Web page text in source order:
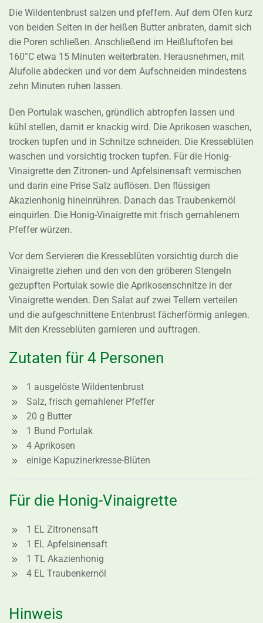
Die Wildentenbrust salzen und pfeffern. Auf dem Ofen kurz
von beiden Seiten in der heißen Butter anbraten, damit sich
die Poren schließen. Anschließend im Heißluftofen bei
160°C etwa 15 Minuten weiterbraten. Herausnehmen, mit
Alufolie abdecken und vor dem Aufschneiden mindestens
zehn Minuten ruhen lassen.
Den Portulak waschen, gründlich abtropfen lassen und
kühl stellen, damit er knackig wird. Die Aprikosen waschen,
trocken tupfen und in Schnitze schneiden. Die Kresseblüten
waschen und vorsichtig trocken tupfen. Für die Honig-
Vinaigrette den Zitronen- und Apfelsinensaft vermischen
und darin eine Prise Salz auflösen. Den flüssigen
Akazienhonig hineinrühren. Danach das Traubenkernöl
einquirlen. Die Honig-Vinaigrette mit frisch gemahlenem
Pfeffer würzen.
Vor dem Servieren die Kresseblüten vorsichtig durch die
Vinaigrette ziehen und den von den gröberen Stengeln
gezupften Portulak sowie die Aprikosenschnitze in der
Vinaigrette wenden. Den Salat auf zwei Tellern verteilen
und die aufgeschnittene Entenbrust fächerförmig anlegen.
Mit den Kresseblüten garnieren und auftragen.
Zutaten für 4 Personen
1 ausgelöste Wildentenbrust
Salz, frisch gemahlener Pfeffer
20 g Butter
1 Bund Portulak
4 Aprikosen
einige Kapuzinerkresse-Blüten
Für die Honig-Vinaigrette
1 EL Zitronensaft
1 EL Apfelsinensaft
1 TL Akazienhonig
4 EL Traubenkernöl
Hinweis